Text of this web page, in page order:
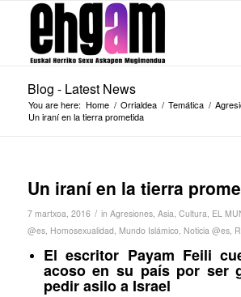
Blog - Latest News
You are here: Home / Orrialdea / Temática /
Un iraní en la tierra prometida
Un iraní en la tierra
7 martxoa, 2016 / in Agresiones, Asia, Cultura, EL
@es, Homosexualidad, Mundo Islámico, Noticia @es,
El escritor Payam Feili
acoso en su país por ser
pedir asilo a Israel